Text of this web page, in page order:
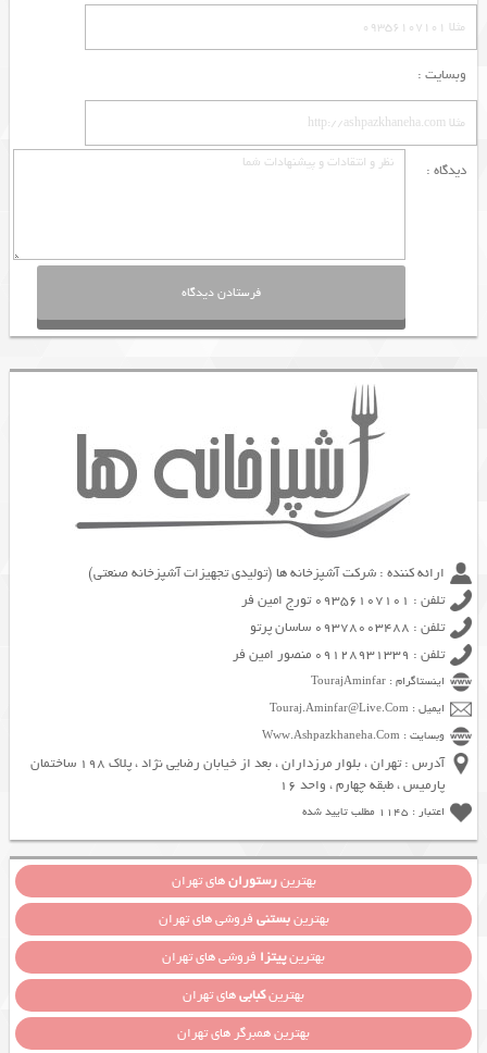
وبسایت :
دیدگاه :
ارائه کننده : شرکت آشپزخانه ها (تولیدی تجهیزات آشپزخانه صنعتی)
تلفن : 09356107101 تورج امین فر
تلفن : 09378003488 ساسان پرتو
تلفن : 09128931339 منصور امین فر
اینستاگرام : TourajAminfar
ایمیل : Touraj.Aminfar@Live.Com
وبسایت : Www.Ashpazkhaneha.Com
آدرس : تهران ، بلوار مرزداران ، بعد از خیابان رضایی نژاد ، پلاک 198 ساختمان
پارمیس ، طبقه چهارم ، واحد 16
اعتبار : 1145 مطلب تایید شده
بهترینرستورانهای تهران
بهترینبستنی فروشی های تهران
بهترینپیتزا فروشی های تهران
بهترینکبابیهای تهران
بهترین همبرگر های تهران